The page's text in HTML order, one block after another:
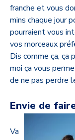
franche et vous
mins chaque jour
pourraient vous
vos morceaux
Dis comme ça, ça
moi ça vous
de ne pas perdre
Envie de
Va